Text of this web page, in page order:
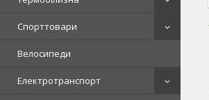
Спорттовари
Велосипеди
Електротранспорт